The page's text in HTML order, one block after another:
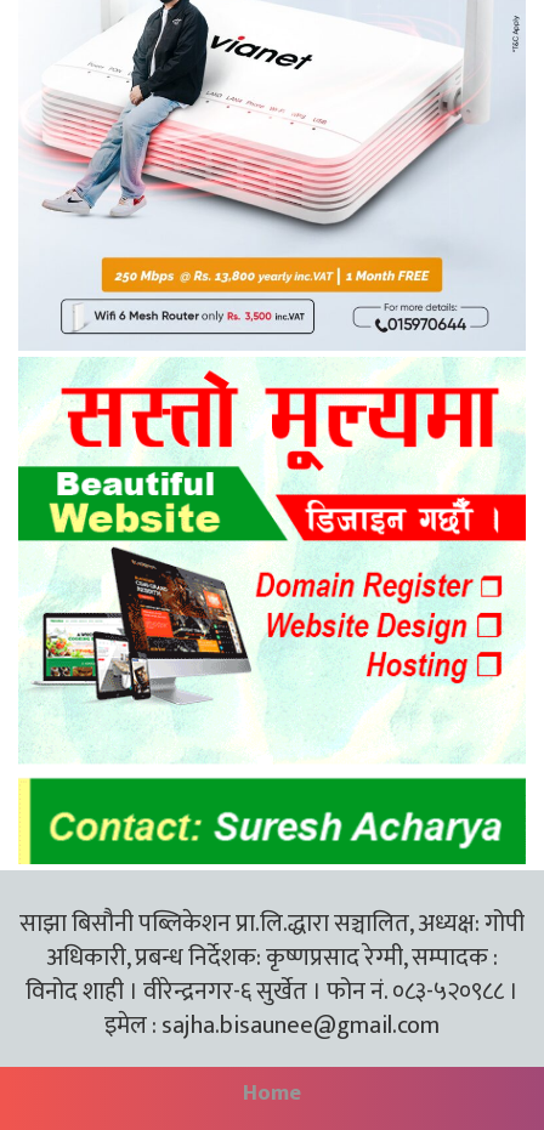
साझा बिसौनी पब्लिकेशन प्रा.लि.द्धारा सञ्चालित, अध्यक्ष: गोपी
अधिकारी, प्रबन्ध निर्देशक: कृष्णप्रसाद रेग्मी, सम्पादक :
विनोद शाही । वीरेन्द्रनगर-६ सुर्खेत । फोन नं. ०८३-५२०९८८ ।
इमेल :sajha.bisaunee@gmail.com
Home